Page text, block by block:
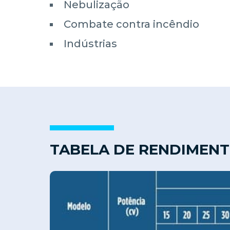
Nebulização
Combate contra incêndio
Indústrias
TABELA DE